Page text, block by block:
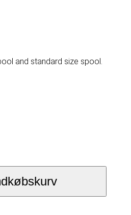
and standard size spool.